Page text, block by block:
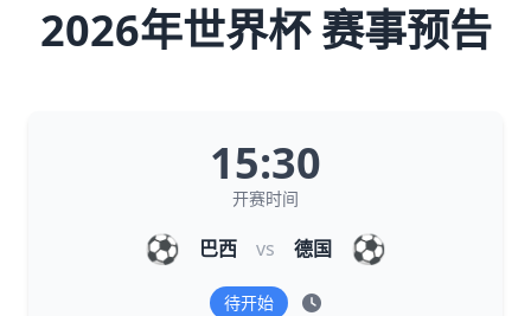
2026年世界杯 赛事预告
15:30
开赛时间
⚽ 巴西 vs 德国 ⚽
待开始